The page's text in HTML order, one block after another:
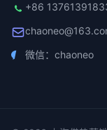
+86
微信：chaoneo